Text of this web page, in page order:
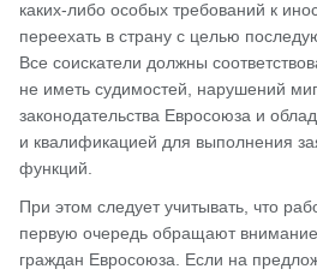
каких-либо особых требований к
переехать в страну с целью
Все соискатели должны
не иметь судимостей, нарушений
законодательства Евросоюза и
и квалификацией для выполнения
функций.
При этом следует учитывать, что
первую очередь обращают
граждан Евросоюза. Если на